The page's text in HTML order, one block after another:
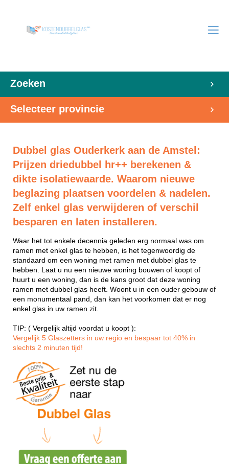
Zoeken
Selecteer provincie
Dubbel glas Ouderkerk aan de Amstel:
Prijzen driedubbel hr++ berekenen &
dikte isolatiewaarde. Waarom nieuwe
beglazing plaatsen voordelen & nadelen.
Zelf enkel glas verwijderen of verschil
besparen en laten installeren.
Waar het tot enkele decennia geleden erg normaal was om
ramen met enkel glas te hebben, is het tegenwoordig de
standaard om een woning met ramen met dubbel glas te
hebben. Laat u nu een nieuwe woning bouwen of koopt of
huurt u een woning, dan is de kans groot dat deze woning
ramen met dubbel glas heeft. Woont u in een ouder gebouw of
een monumentaal pand, dan kan het voorkomen dat er nog
enkel glas in uw ramen zit.
TIP: ( Vergelijk altijd voordat u koopt ):
Vergelijk 5 Glaszetters in uw regio en bespaar tot 40% in
slechts 2 minuten tijd!